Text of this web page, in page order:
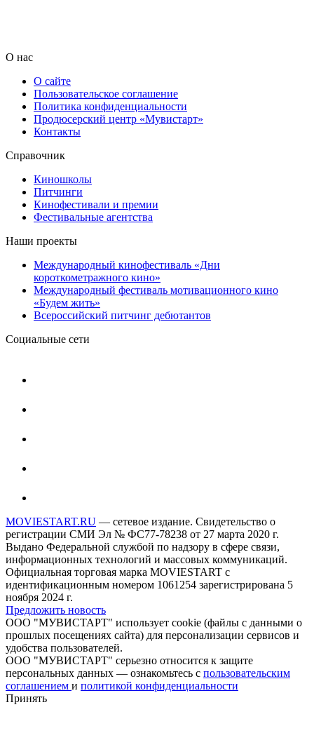
О нас
О сайте
Пользовательское соглашение
Политика конфиденциальности
Продюсерский центр «Мувистарт»
Контакты
Справочник
Киношколы
Питчинги
Кинофестивали и премии
Фестивальные агентства
Наши проекты
Международный кинофестиваль «Дни
короткометражного кино»
Международный фестиваль мотивационного кино
«Будем жить»
Всероссийский питчинг дебютантов
Социальные сети
MOVIESTART.RU — сетевое издание. Свидетельство о
регистрации СМИ Эл № ФС77-78238 от 27 марта 2020 г.
Выдано Федеральной службой по надзору в сфере связи,
информационных технологий и массовых коммуникаций.
Официальная торговая марка MOVIESTART с
идентификационным номером 1061254 зарегистрирована 5
ноября 2024 г.
Предложить новость
ООО "МУВИСТАРТ" использует cookie (файлы с данными о
прошлых посещениях сайта) для персонализации сервисов и
удобства пользователей.
ООО "МУВИСТАРТ" серьезно относится к защите
персональных данных — ознакомьтесь с пользовательским
соглашением и политикой конфиденциальности
Принять